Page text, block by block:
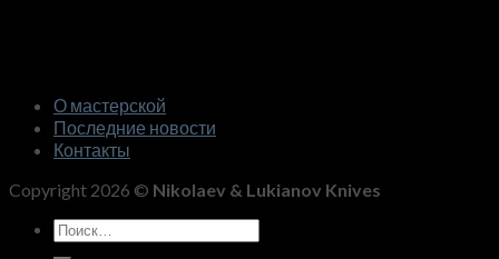
О мастерской
Последние новости
Контакты
Copyright 2026 © Nikolaev & Lukianov Knives
Искать: